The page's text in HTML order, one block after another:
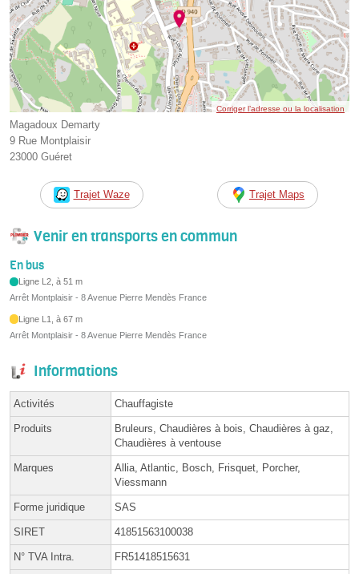
Corriger l’adresse ou la localisation
Magadoux Demarty
9 Rue Montplaisir
23000 Guéret
Trajet Waze Trajet Maps
Venir en transports en commun
En bus
Ligne L2, à 51 m
Arrêt Montplaisir - 8 Avenue Pierre Mendès France
Ligne L1, à 67 m
Arrêt Montplaisir - 8 Avenue Pierre Mendès France
Informations
Activités Chauffagiste
Produits
Bruleurs, Chaudières à bois, Chaudières à gaz,
Chaudières à ventouse
Marques
Allia, Atlantic, Bosch, Frisquet, Porcher,
Viessmann
Forme juridique SAS
SIRET 41851563100038
N° TVA Intra. FR51418515631